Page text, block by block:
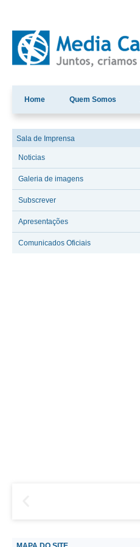
Home Quem Somos
Sala de Imprensa
Noticias
Galeria de imagens
Subscrever
Apresentações
Comunicados Oficiais